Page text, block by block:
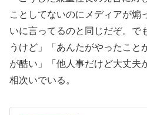
ことしてないのにメディアが煽
いに言ってるのと同じだぞ。で
うけど」「あんたがやったこと
が酷い」「他人事だけど大丈夫
相次いでいる。